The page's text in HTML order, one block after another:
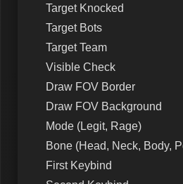
Target Knocked
Target Bots
Target Team
Visible Check
Draw FOV Border
Draw FOV Background
Mode (Legit, Rage)
Bone (Head, Neck, Body,
First Keybind